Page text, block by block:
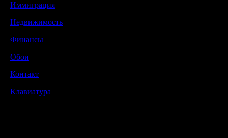
Иммиграция
Недвижимость
Финансы
Обои
Контакт
Клавиатура